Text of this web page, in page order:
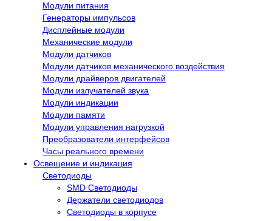
Модули питания
Генераторы импульсов
Дисплейные модули
Механические модули
Модули датчиков
Модули датчиков механического воздействия
Модули драйверов двигателей
Модули излучателей звука
Модули индикации
Модули памяти
Модули управления нагрузкой
Преобразователи интерфейсов
Часы реального времени
Освещение и индикация
Светодиоды
SMD Светодиоды
Держатели светодиодов
Светодиоды в корпусе